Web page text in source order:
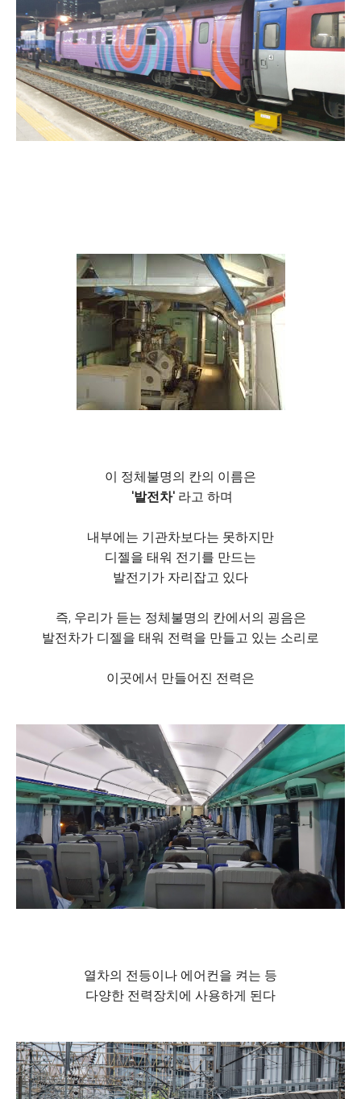
이 정체불명의 칸의 이름은
'발전차' 라고 하며
내부에는 기관차보다는 못하지만
디젤을 태워 전기를 만드는
발전기가 자리잡고 있다
즉, 우리가 듣는 정체불명의 칸에서의 굉음은
발전차가 디젤을 태워 전력을 만들고 있는 소리로
이곳에서 만들어진 전력은
열차의 전등이나 에어컨을 켜는 등
다양한 전력장치에 사용하게 된다